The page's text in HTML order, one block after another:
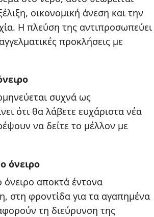
οικονομική άνεση και την
Η πλεύση της αντιπροσωπεύει
προκλήσεις με
συχνά ως
ότι θα λάβετε ευχάριστα νέα
να δείτε το μέλλον με
όνειρο
όνειρο αποκτά έντονα
στη φροντίδα για τα αγαπημένα
τη διεύρυνση της